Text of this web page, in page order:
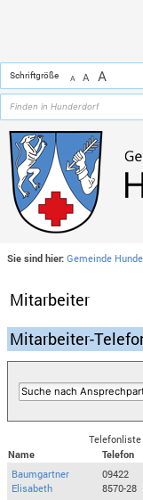
Schriftgröße A A A
Sie sind hier: Gemeinde
Mitarbeiter
Mitarbeiter-
Name
Telefon
Baumgartner
Elisabeth
09422
8570-28